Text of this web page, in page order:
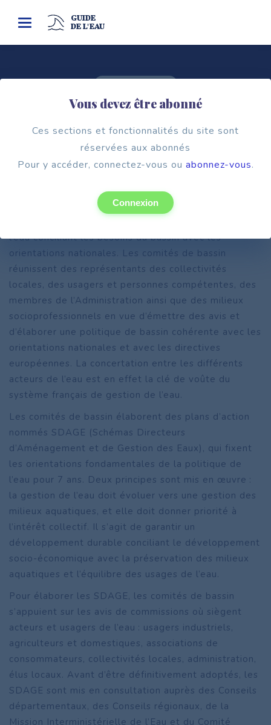
Vous devez être abonné
Ces sections et fonctionnalités du site sont
réservées aux abonnés
Pour y accéder, connectez-vous ou abonnez-vous.
Connexion
Toggle
GUIDE
DE L'EAU
LE COMITÉ DE BASSIN
Dans chaque bassin, un comité de bassin, « parlement
l’eau conciliant les besoins du bassin avec les
orientations nationales. Les comités de bassin
réunissent des représentants des collectivités
locales, des usagers et personnes compétentes, des
membres de l’Administration ainsi que des milieux
socioprofessionnels en vue d’émettre des avis et
d’élaborer une politique de bassin cohérente avec les
orientations nationales et avec les directives
européennes. La concertation entre les différents
acteurs de l’eau est en effet la clé de voûte du
système français de gestion de l’eau.
Les comités de bassin élaborent des plans d’action
nommés SDAGE (Schémas Directeurs
d’Aménagement et de Gestion des Eaux), qui fixent
les orientations fondamentales de la politique de
l’eau pour 7 ans. Deux principes sont mis en œuvre :
la gestion de l’eau doit évoluer vers une gestion des
milieux aquatiques, et elle doit donner priorité à
l’intérêt collectif. Il s’agit de garantir un
développement durable conciliant le développement
socio-économique avec la préservation des milieux
aquatiques et l’équilibre des usages de l’eau.
Pour élaborer les SDAGE, les comités de bassin
s’appuient sur les avis de commissions où siègent
acteurs et usagers de l’eau : usagers industriels,
agriculteurs et domestiques, associations de
consommateurs, collectivités locales, administration,
élus locaux. Avant d’être définitivement adoptés, les
SDAGE sont mis en consultation auprès des Conseils
départementaux, des Conseils régionaux, de la
Mission Interministérielle de l’Eau et du Comité